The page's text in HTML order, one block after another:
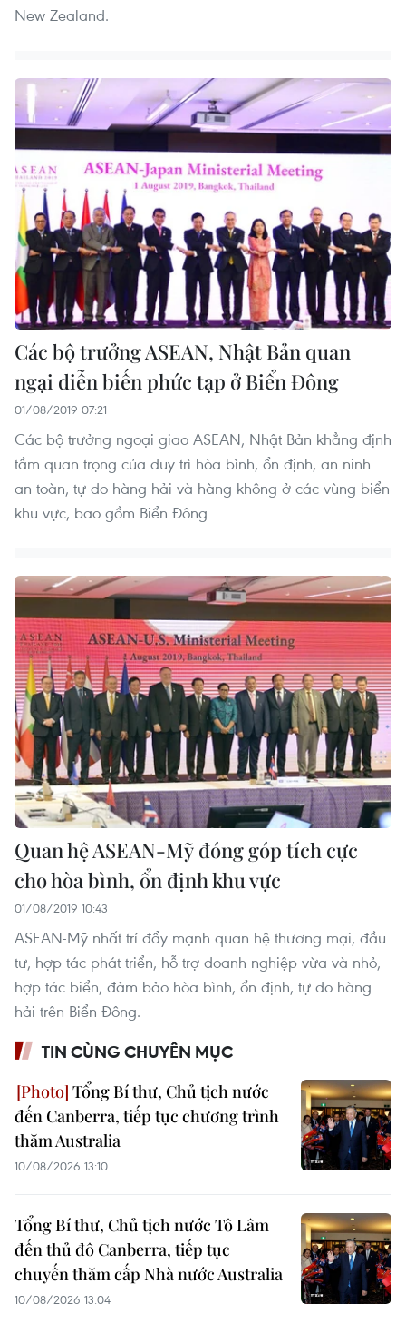
New Zealand.
Các bộ trưởng ASEAN, Nhật Bản quan
ngại diễn biến phức tạp ở Biển Đông
01/08/2019 07:21
Các bộ trưởng ngoại giao ASEAN, Nhật Bản khẳng định
tầm quan trọng của duy trì hòa bình, ổn định, an ninh
an toàn, tự do hàng hải và hàng không ở các vùng biển
khu vực, bao gồm Biển Đông
Quan hệ ASEAN-Mỹ đóng góp tích cực
cho hòa bình, ổn định khu vực
01/08/2019 10:43
ASEAN-Mỹ nhất trí đẩy mạnh quan hệ thương mại, đầu
tư, hợp tác phát triển, hỗ trợ doanh nghiệp vừa và nhỏ,
hợp tác biển, đảm bảo hòa bình, ổn định, tự do hàng
hải trên Biển Đông.
TIN CÙNG CHUYÊN MỤC
Tổng Bí thư, Chủ tịch nước
đến Canberra, tiếp tục chương trình
thăm Australia
10/08/2026 13:10
Tổng Bí thư, Chủ tịch nước Tô Lâm
đến thủ đô Canberra, tiếp tục
chuyến thăm cấp Nhà nước Australia
10/08/2026 13:04